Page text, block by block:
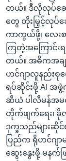
တယ်။ ဒီလိုလုပ်ဆေ
တွေ တိုးမြှင့်လုပ်
ကာကွယ်ဖို့၊ လေး
ကြတဲ့အကြောင်း
တယ်။ အဓိကအချ
ဟင်ဂျာလူနည်း
ရပ်ဆိုင်းဖို့ AI အဖွဲ့
ဆီယံ ပါလီမန်အမ
တိုက်ဖျက်ရေး၊ ခို
ဒုက္ခသည်များဆို
ပြည်က ရိုဟင်ဂျာ
ဆွေးနွေးဖို့ မနက်